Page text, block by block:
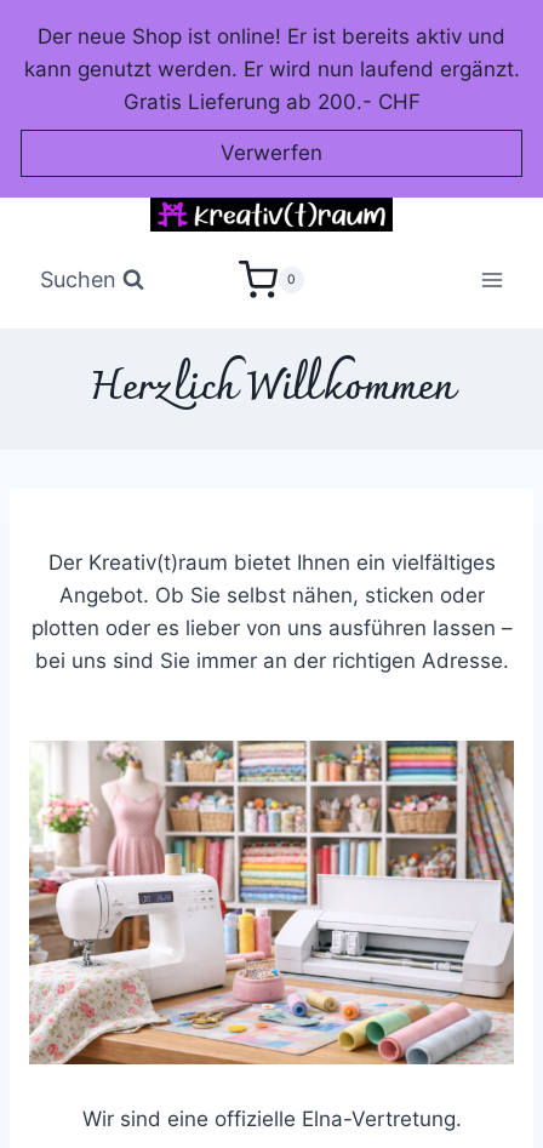
Inhalt
springen
Der neue Shop ist online! Er ist bereits aktiv und
kann genutzt werden. Er wird nun laufend ergänzt.
Gratis Lieferung ab 200.- CHF
Verwerfen
Suchen 0
Herzlich Willkommen
Der Kreativ(t)raum bietet Ihnen ein vielfältiges
Angebot. Ob Sie selbst nähen, sticken oder
plotten oder es lieber von uns ausführen lassen –
bei uns sind Sie immer an der richtigen Adresse.
Wir sind eine offizielle Elna-Vertretung.